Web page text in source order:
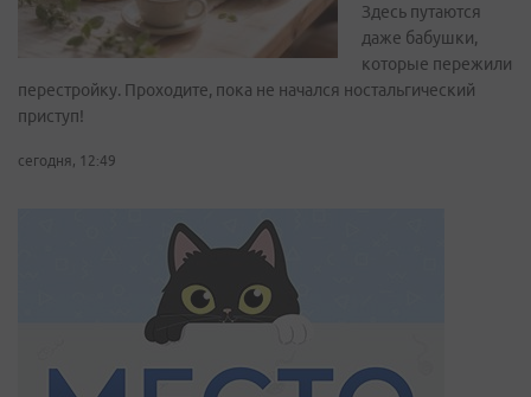
Здесь путаются
даже бабушки,
которые пережили
перестройку. Проходите, пока не начался ностальгический
приступ!
сегодня, 12:49